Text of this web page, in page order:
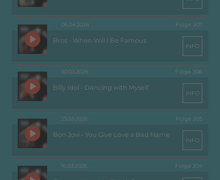
06.04.2026 Folge 207
Bros - When Will I Be Famous
INFO
30.03.2026 Folge 206
Billy Idol - Dancing with Myself
INFO
23.03.2026 Folge 205
Bon Jovi - You Give Love a Bad Name
INFO
16.03.2026 Folge 204